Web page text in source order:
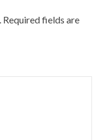
Required fields are